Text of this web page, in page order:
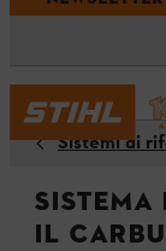
Sistemi di
il